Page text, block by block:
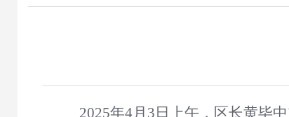
2025年4月3日上午，区长黄毕